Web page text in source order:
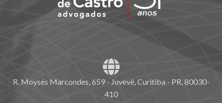
R. Moysés Marcondes, 659 - Juvevê, Curitiba - PR, 80030-
410